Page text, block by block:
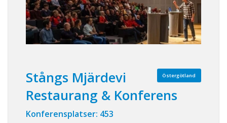
Östergötland
Stångs Mjärdevi
Restaurang & Konferens
Konferensplatser: 453